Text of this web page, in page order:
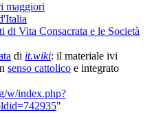
maggiori
di Vita Consacrata e le Società
di it.wiki: il materiale ivi
senso cattolico e integrato
w/index.php?
"